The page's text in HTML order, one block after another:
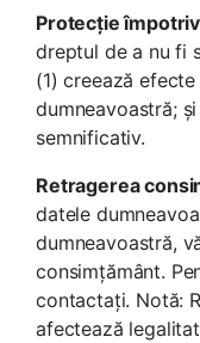
Protecție
dreptul de a nu fi
(1) creează
dumneavoastră;
semnificativ.
Retragerea
datele
dumneavoastră,
consimțământ.
contactați. Notă:
afectează